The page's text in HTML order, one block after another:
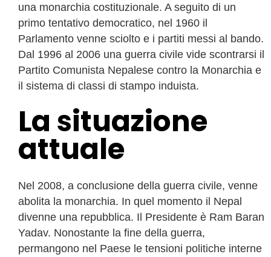
una monarchia costituzionale. A seguito di un
primo tentativo democratico, nel 1960 il
Parlamento venne sciolto e i partiti messi al bando.
Dal 1996 al 2006 una guerra civile vide scontrarsi il
Partito Comunista Nepalese contro la Monarchia e
il sistema di classi di stampo induista.
La situazione
attuale
Nel 2008, a conclusione della guerra civile, venne
abolita la monarchia. In quel momento il Nepal
divenne una repubblica. Il Presidente è Ram Baran
Yadav. Nonostante la fine della guerra,
permangono nel Paese le tensioni politiche interne